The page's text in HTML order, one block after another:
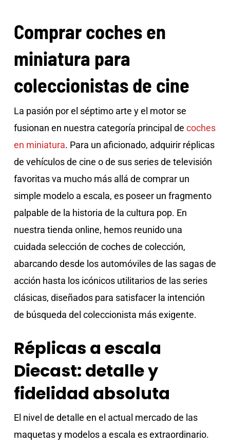
Comprar coches en
miniatura para
coleccionistas de cine
La pasión por el séptimo arte y el motor se
fusionan en nuestra categoría principal de coches
en miniatura. Para un aficionado, adquirir réplicas
de vehículos de cine o de sus series de televisión
favoritas va mucho más allá de comprar un
simple modelo a escala, es poseer un fragmento
palpable de la historia de la cultura pop. En
nuestra tienda online, hemos reunido una
cuidada selección de coches de colección,
abarcando desde los automóviles de las sagas de
acción hasta los icónicos utilitarios de las series
clásicas, diseñados para satisfacer la intención
de búsqueda del coleccionista más exigente.
Réplicas a escala
Diecast: detalle y
fidelidad absoluta
El nivel de detalle en el actual mercado de las
maquetas y modelos a escala es extraordinario.